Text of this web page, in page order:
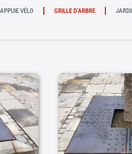
APPUIE VÉLO GRILLE D’ARBRE